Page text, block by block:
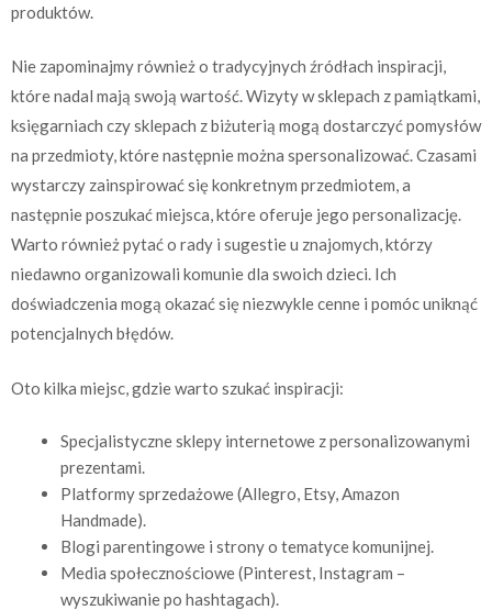
produktów.
Nie zapominajmy również o tradycyjnych źródłach inspiracji,
które nadal mają swoją wartość. Wizyty w sklepach z pamiątkami,
księgarniach czy sklepach z biżuterią mogą dostarczyć pomysłów
na przedmioty, które następnie można spersonalizować. Czasami
wystarczy zainspirować się konkretnym przedmiotem, a
następnie poszukać miejsca, które oferuje jego personalizację.
Warto również pytać o rady i sugestie u znajomych, którzy
niedawno organizowali komunie dla swoich dzieci. Ich
doświadczenia mogą okazać się niezwykle cenne i pomóc uniknąć
potencjalnych błędów.
Oto kilka miejsc, gdzie warto szukać inspiracji:
Specjalistyczne sklepy internetowe z personalizowanymi
prezentami.
Platformy sprzedażowe (Allegro, Etsy, Amazon
Handmade).
Blogi parentingowe i strony o tematyce komunijnej.
Media społecznościowe (Pinterest, Instagram –
wyszukiwanie po hashtagach).